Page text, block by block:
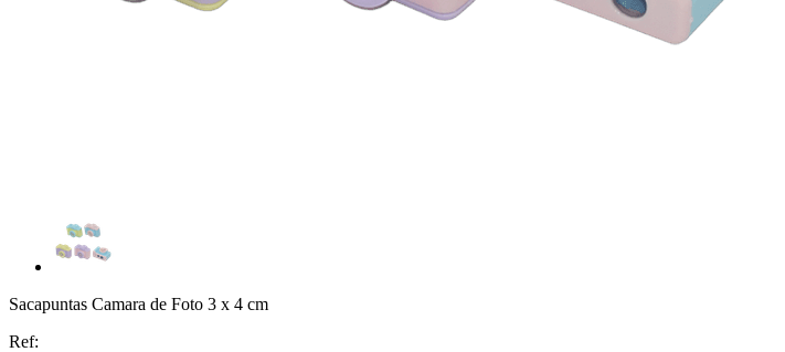
Sacapuntas Camara de Foto 3 x 4 cm
Ref: